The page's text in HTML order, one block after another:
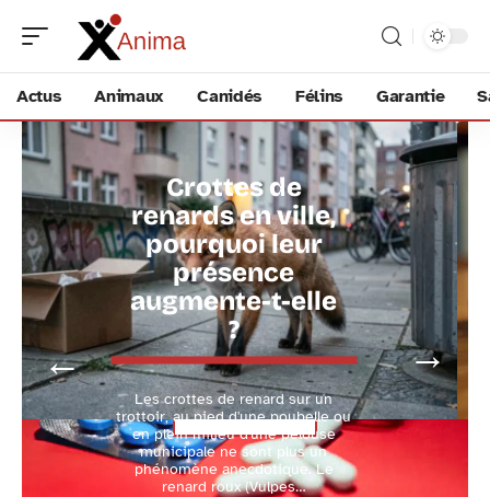
Actus Animaux Canidés Félins Garantie
Crottes de
renards en ville,
pourquoi leur
présence
augmente-t-elle
?
Les crottes de renard sur un
trottoir, au pied d'une poubelle ou
en plein milieu d'une pelouse
municipale ne sont plus un
phénomène anecdotique. Le
renard roux (Vulpes…
ACTUS
Découvrir